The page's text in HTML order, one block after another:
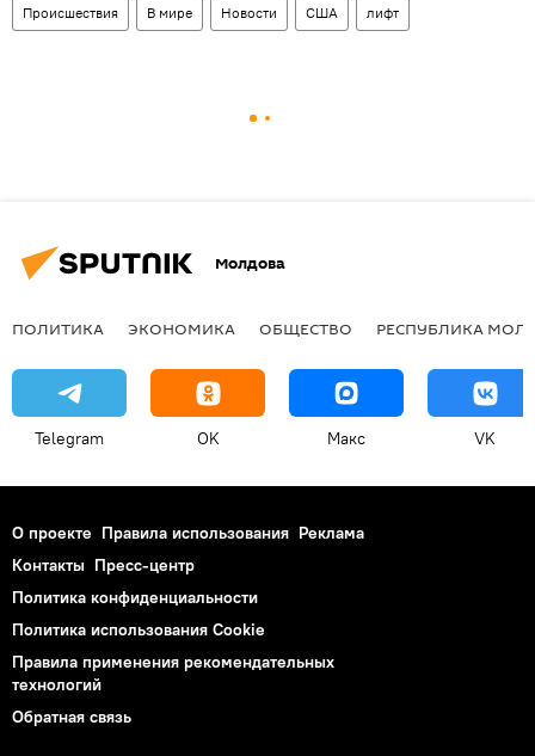
Происшествия В мире Новости США лифт
Молдова
ПОЛИТИКА ЭКОНОМИКА ОБЩЕСТВО РЕСПУБЛИКА
Telegram OK Макс VK
О проекте Правила использования Реклама
Контакты Пресс-центр
Политика конфиденциальности
Политика использования Cookie
Правила применения рекомендательных
технологий
Обратная связь